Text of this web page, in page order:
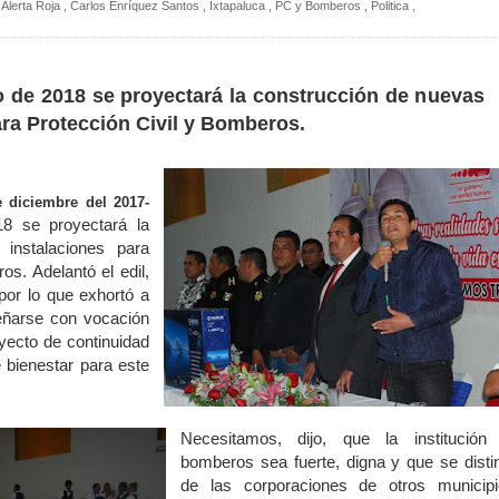
Alerta Roja Carlos Enríquez Santos Ixtapaluca PC y Bomberos Politica
de 2018 se proyectará la construcción de nuevas
Protección Civil y Bomberos.
diciembre del 2017-
se proyectará la
para
Adelantó el edil,
lo que exhortó a
con vocación
de continuidad
para este
Necesitamos, dijo, que la institución
bomberos sea fuerte, digna y que se
de las corporaciones de otros